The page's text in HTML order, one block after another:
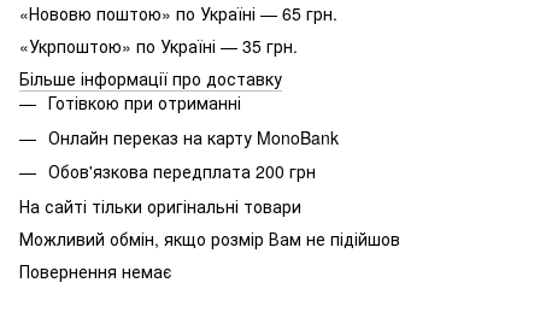
«Нововю поштою» по Україні — 65 грн.
«Укрпоштою» по Україні — 35 грн.
Більше інформації про доставку
Готівкою при отриманні
Онлайн переказ на карту MonoBank
Обов'язкова передплата 200 грн
На сайті тільки оригінальні товари
Можливий обмін, якщо розмір Вам не підійшов
Повернення немає